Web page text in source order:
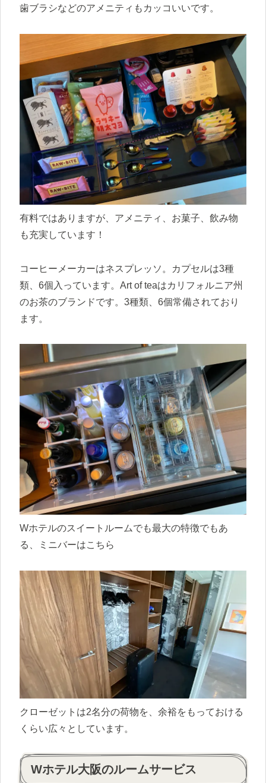
歯ブラシなどのアメニティもカッコいいです。
有料ではありますが、アメニティ、お菓子、飲み物
も充実しています！
コーヒーメーカーはネスプレッソ。カプセルは3種
類、6個入っています。Art of teaはカリフォルニア州
のお茶のブランドです。3種類、6個常備されており
ます。
Wホテルのスイートルームでも最大の特徴でもあ
る、ミニバーはこちら
クローゼットは2名分の荷物を、余裕をもっておける
くらい広々としています。
Wホテル大阪のルームサービス